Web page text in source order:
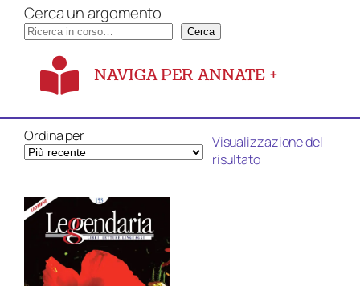
Cerca un argomento
Cerca
NAVIGA PER ANNATE +
Ordina per
Visualizzazione del
risultato